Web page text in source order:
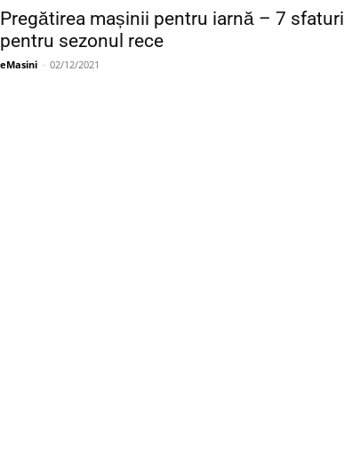
Pregătirea mașinii pentru iarnă – 7 sfaturi
pentru sezonul rece
eMasini - 02/12/2021